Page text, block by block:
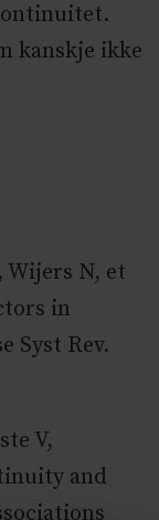
kanskje ikke
Wijers N, et
in
Syst Rev.
V,
and